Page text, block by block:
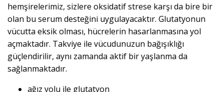
hemşirelerimiz, sizlere oksidatif strese karşı da bire bir
olan bu serum desteğini uygulayacaktır. Glutatyonun
vücutta eksik olması, hücrelerin hasarlanmasına yol
açmaktadır. Takviye ile vücudunuzun bağışıklığı
güçlendirilir, aynı zamanda aktif bir yaşlanma da
sağlanmaktadır.
ağız yolu ile glutatyon